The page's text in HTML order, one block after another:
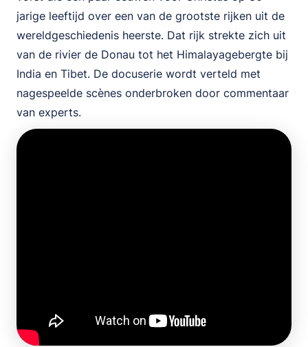
jarige leeftijd over een van de grootste rijken uit de
wereldgeschiedenis heerste. Dat rijk strekte zich uit
van de rivier de Donau tot het Himalayagebergte bij
India en Tibet. De docuserie wordt verteld met
nagespeelde scènes onderbroken door commentaar
van experts.